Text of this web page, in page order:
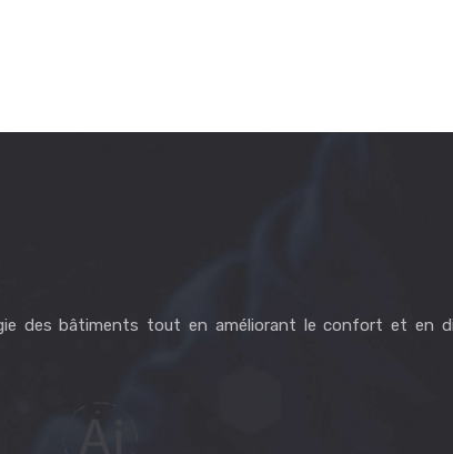
des bâtiments tout en améliorant le confort et en